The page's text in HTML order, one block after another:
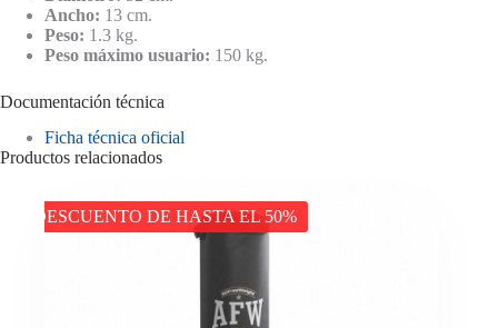
Ancho: 13 cm.
Peso: 1.3 kg.
Peso máximo usuario: 150 kg.
Documentación técnica
Ficha técnica oficial
Productos relacionados
DESCUENTO DE HASTA EL 50%